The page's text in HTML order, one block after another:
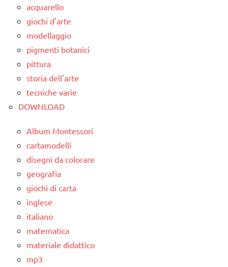
MUSICA
Natale
TUTTI GLI
PER ETA'
TUTTI GLI
da 0
a 3
dai
3 ai
FESTE
MUSICA
Natale
TUTTI GLI
ARGOMENTI
PER ETA'
TUTTI GLI
ARTICOLI
Natale
canti
natalizi
classe
da 0
a 3
dai
3 ai
6
anni
FESTE
DELL'ANNO
MUSICA
TUTTI GLI
acquarello
giochi d'arte
modellaggio
pigmenti botanici
pittura
storia dell'arte
tecniche varie
DOWNLOAD
Album Montessori
cartamodelli
disegni da colorare
geografia
giochi di carta
inglese
italiano
matematica
materiale didattico
mp3